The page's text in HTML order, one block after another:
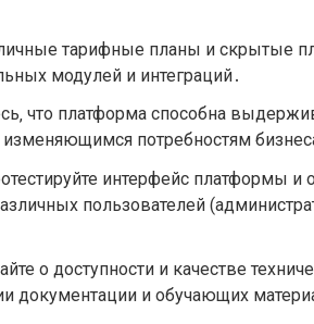
тарифные планы и скрытые
модулей и интеграций․
что платформа способна
изменяющимся потребностям
интерфейс платформы и
пользователей
о доступности и качестве
документации и обучающих